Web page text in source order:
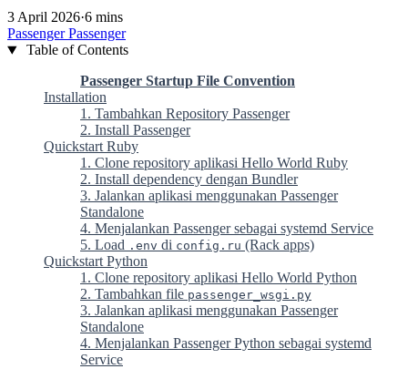
3 April 2026·6 mins
PassengerPassenger
Table of Contents
Passenger Startup File Convention
Installation
1. Tambahkan Repository Passenger
2. Install Passenger
Quickstart Ruby
1. Clone repository aplikasi Hello World Ruby
2. Install dependency dengan Bundler
3. Jalankan aplikasi menggunakan Passenger
Standalone
4. Menjalankan Passenger sebagai systemd Service
5. Load .env di config.ru (Rack apps)
Quickstart Python
1. Clone repository aplikasi Hello World Python
2. Tambahkan file passenger_wsgi.py
3. Jalankan aplikasi menggunakan Passenger
Standalone
4. Menjalankan Passenger Python sebagai systemd
Service